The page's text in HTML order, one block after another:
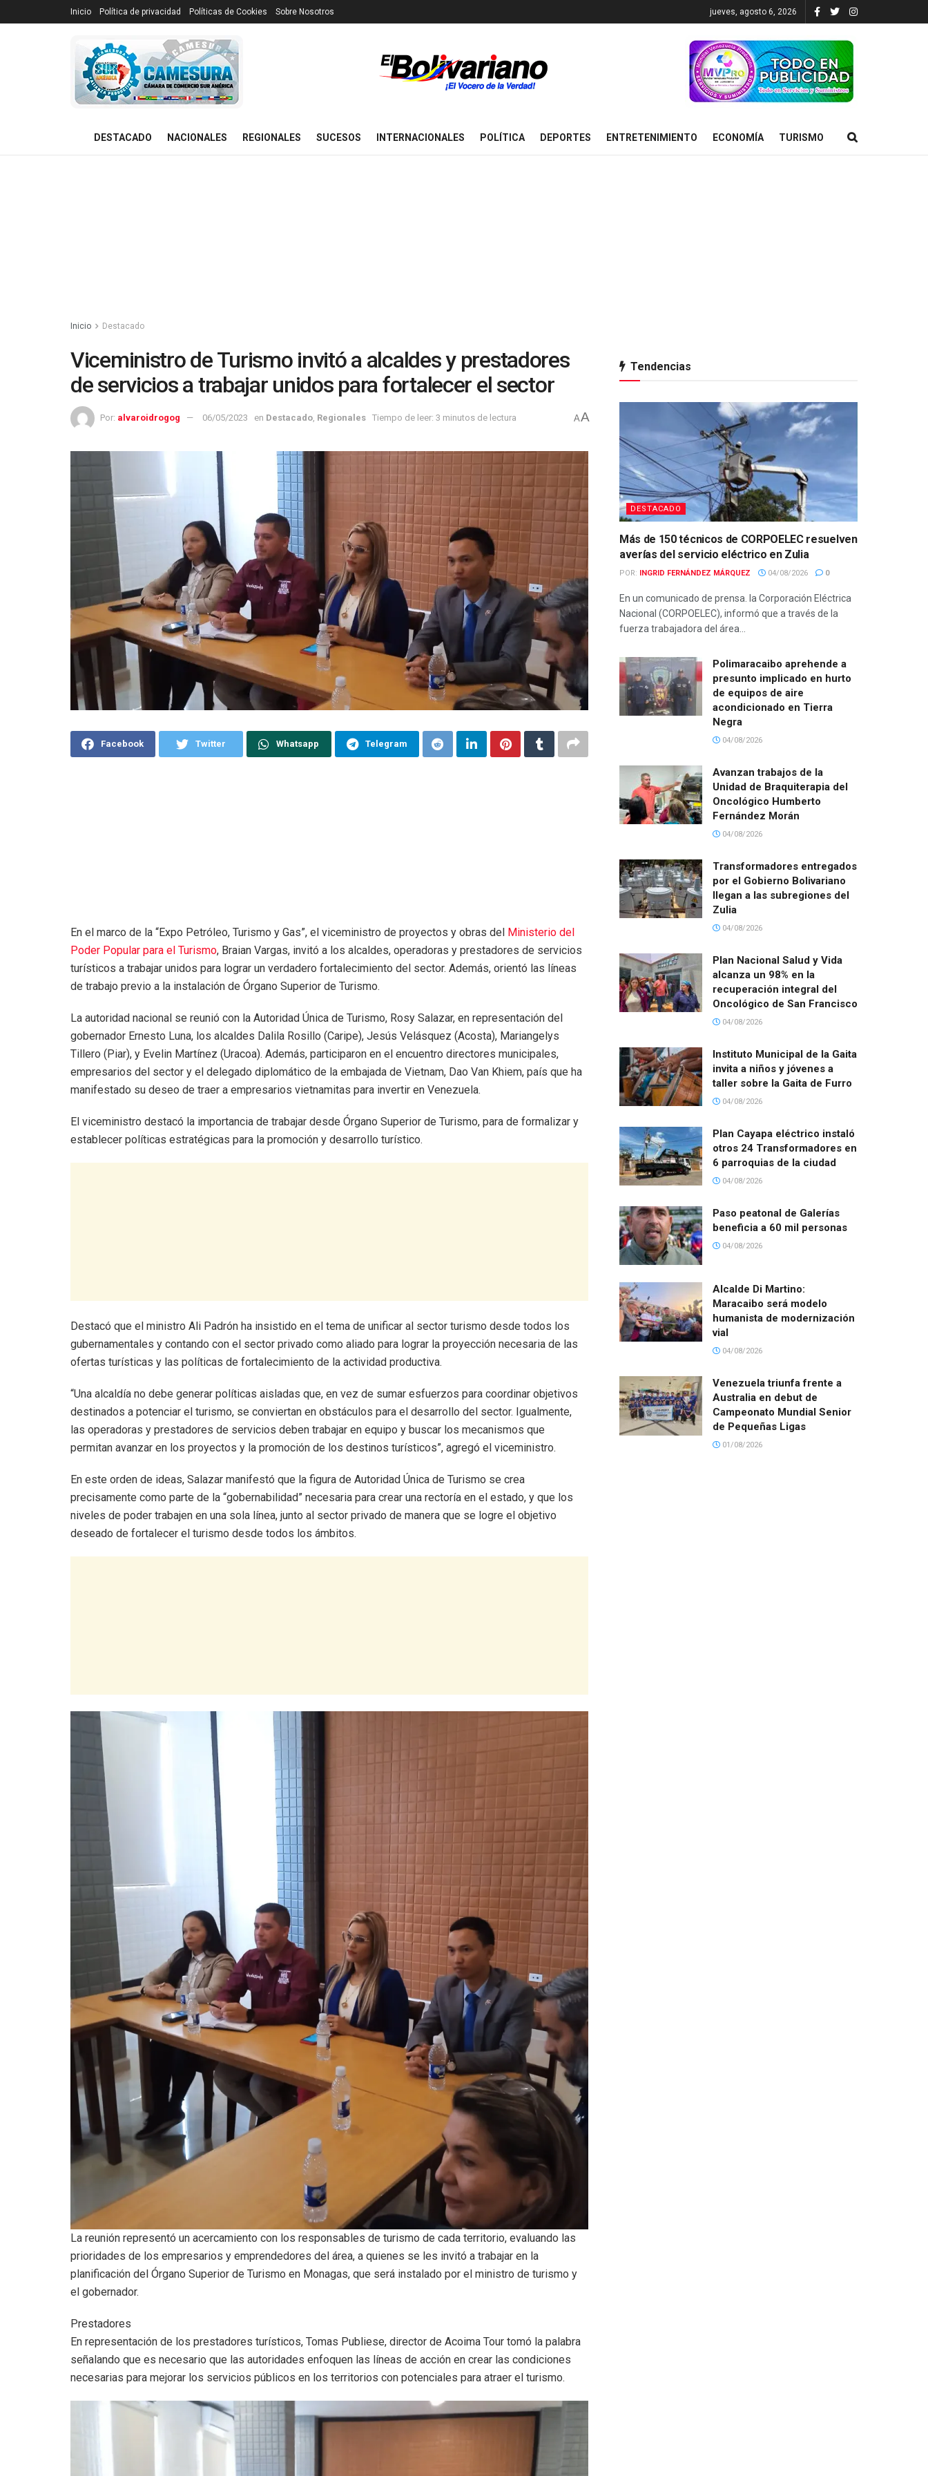
Inicio Política de privacidad Políticas de Cookies Sobre Nosotros jueves, agosto 6, 2026
DESTACADO NACIONALES REGIONALES SUCESOS INTERNACIONALES POLÍTICA DEPORTES ENTRETENIMIENTO ECONOMÍA TURISMO
Inicio Destacado
Viceministro de Turismo invitó a alcaldes y prestadores
de servicios a trabajar unidos para fortalecer el sector
Por: alvaroidrogog 06/05/2023 en Destacado Regionales Tiempo de leer: 3 minutos de lectura AA
Facebook Twitter Whatsapp Telegram
En el marco de la “Expo Petróleo, Turismo y Gas”, el viceministro de proyectos y obras del Ministerio del
Poder Popular para el Turismo, Braian Vargas, invitó a los alcaldes, operadoras y prestadores de servicios
turísticos a trabajar unidos para lograr un verdadero fortalecimiento del sector. Además, orientó las líneas
de trabajo previo a la instalación de Órgano Superior de Turismo.
La autoridad nacional se reunió con la Autoridad Única de Turismo, Rosy Salazar, en representación del
gobernador Ernesto Luna, los alcaldes Dalila Rosillo (Caripe), Jesús Velásquez (Acosta), Mariangelys
Tillero (Piar), y Evelin Martínez (Uracoa). Además, participaron en el encuentro directores municipales,
empresarios del sector y el delegado diplomático de la embajada de Vietnam, Dao Van Khiem, país que ha
manifestado su deseo de traer a empresarios vietnamitas para invertir en Venezuela.
El viceministro destacó la importancia de trabajar desde Órgano Superior de Turismo, para de formalizar y
establecer políticas estratégicas para la promoción y desarrollo turístico.
Destacó que el ministro Ali Padrón ha insistido en el tema de unificar al sector turismo desde todos los
gubernamentales y contando con el sector privado como aliado para lograr la proyección necesaria de las
ofertas turísticas y las políticas de fortalecimiento de la actividad productiva.
“Una alcaldía no debe generar políticas aisladas que, en vez de sumar esfuerzos para coordinar objetivos
destinados a potenciar el turismo, se conviertan en obstáculos para el desarrollo del sector. Igualmente,
las operadoras y prestadores de servicios deben trabajar en equipo y buscar los mecanismos que
permitan avanzar en los proyectos y la promoción de los destinos turísticos”, agregó el viceministro.
En este orden de ideas, Salazar manifestó que la figura de Autoridad Única de Turismo se crea
precisamente como parte de la “gobernabilidad” necesaria para crear una rectoría en el estado, y que los
niveles de poder trabajen en una sola línea, junto al sector privado de manera que se logre el objetivo
deseado de fortalecer el turismo desde todos los ámbitos.
La reunión representó un acercamiento con los responsables de turismo de cada territorio, evaluando las
prioridades de los empresarios y emprendedores del área, a quienes se les invitó a trabajar en la
planificación del Órgano Superior de Turismo en Monagas, que será instalado por el ministro de turismo y
el gobernador.
Prestadores
En representación de los prestadores turísticos, Tomas Publiese, director de Acoima Tour tomó la palabra
señalando que es necesario que las autoridades enfoquen las líneas de acción en crear las condiciones
necesarias para mejorar los servicios públicos en los territorios con potenciales para atraer el turismo.
Tendencias
DESTACADO
Más de 150 técnicos de CORPOELEC resuelven
averías del servicio eléctrico en Zulia
POR: INGRID FERNÁNDEZ MÁRQUEZ 04/08/2026 0
En un comunicado de prensa. la Corporación Eléctrica
Nacional (CORPOELEC), informó que a través de la
fuerza trabajadora del área...
Polimaracaibo aprehende a
presunto implicado en hurto
de equipos de aire
acondicionado en Tierra
Negra
04/08/2026
Avanzan trabajos de la
Unidad de Braquiterapia del
Oncológico Humberto
Fernández Morán
04/08/2026
Transformadores entregados
por el Gobierno Bolivariano
llegan a las subregiones del
Zulia
04/08/2026
Plan Nacional Salud y Vida
alcanza un 98% en la
recuperación integral del
Oncológico de San Francisco
04/08/2026
Instituto Municipal de la Gaita
invita a niños y jóvenes a
taller sobre la Gaita de Furro
04/08/2026
Plan Cayapa eléctrico instaló
otros 24 Transformadores en
6 parroquias de la ciudad
04/08/2026
Paso peatonal de Galerías
beneficia a 60 mil personas
04/08/2026
Alcalde Di Martino:
Maracaibo será modelo
humanista de modernización
vial
04/08/2026
Venezuela triunfa frente a
Australia en debut de
Campeonato Mundial Senior
de Pequeñas Ligas
01/08/2026